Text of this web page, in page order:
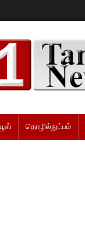
தொழில்நுட்பம்